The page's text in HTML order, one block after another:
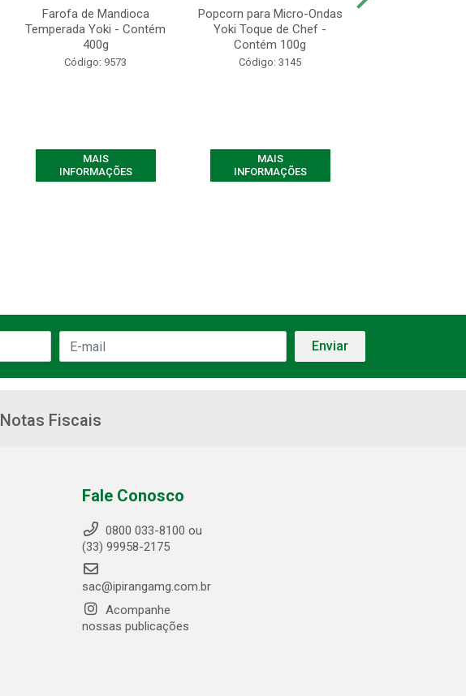
Farofa de Mandioca
Temperada Yoki - Contém
400g
Código: 9573
MAIS
INFORMAÇÕES
Popcorn para Micro-Ondas
Yoki Toque de Chef -
Contém 100g
Código: 3145
MAIS
INFORMAÇÕES
Notas Fiscais
Fale Conosco
0800 033-8100 ou
(33) 99958-2175
sac@ipirangamg.com.br
Acompanhe
nossas publicações